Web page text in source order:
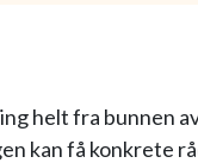
helt fra bunnen
kan få konkrete